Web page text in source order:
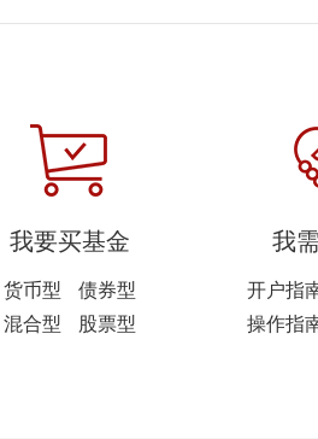
我要买基金
货币型
债券型
混合型
股票型
我
开户指
操作指